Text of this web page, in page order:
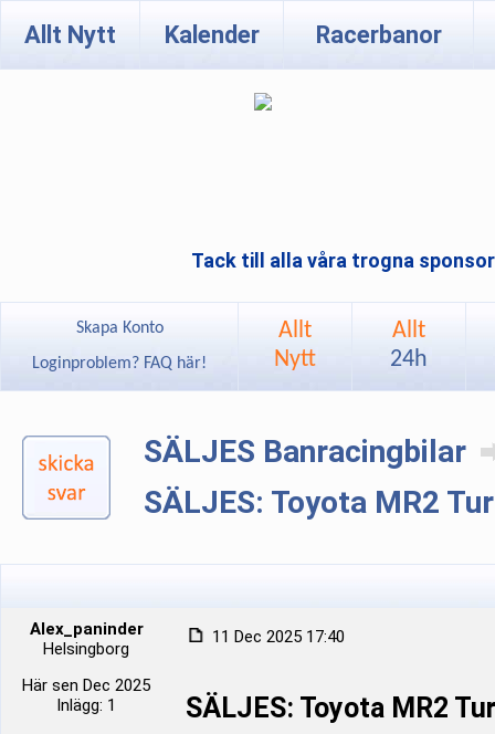
Allt Nytt Kalender Racerbanor
Tack till alla våra trogna
Skapa Konto
Loginproblem? FAQ här!
Allt
Nytt
Allt
24h
SÄLJES Banracingbilar
SÄLJES: Toyota MR2
Alex_paninder
Helsingborg
Här sen Dec 2025
Inlägg: 1
11 Dec 2025 17:40
SÄLJES: Toyota MR2